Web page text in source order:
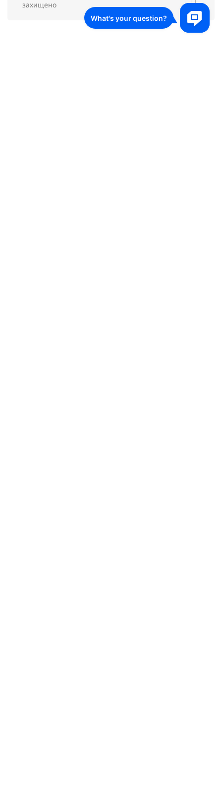
захищено